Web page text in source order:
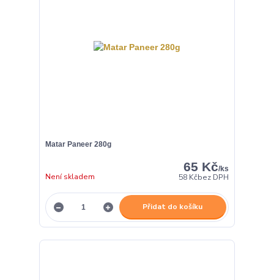
Matar Paneer 280g
65 Kč/ks
58 Kčbez DPH
Není skladem
Přidat do košíku